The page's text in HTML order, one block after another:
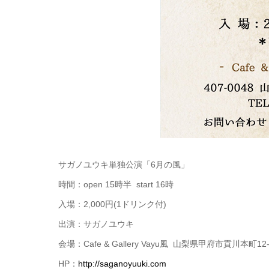
サガノユウキ単独公演「6月の風」
時間：open 15時半 start 16時
入場：2,000円(1ドリンク付)
出演：サガノユウキ
会場：Cafe & Gallery Vayu風 山梨県甲府市貢川本町
HP： http://saganoyuuki.com